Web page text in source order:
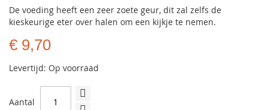
De voeding heeft een zeer zoete geur, dit zal zelfs de
kieskeurige eter over halen om een kijkje te nemen.
€ 9,70
Levertijd: Op voorraad
Aantal